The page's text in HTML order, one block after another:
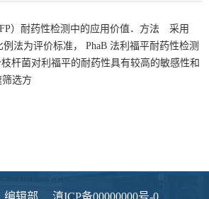
）耐药性检测中的应用价值．方法 采用
法为评价标准， PhaB 法利福平耐药性检测
杆菌对利福平的耐药性具有较高的敏感性和
选方
编辑部 滇ICP备00000000号-0